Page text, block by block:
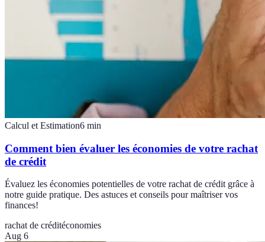
Calcul et Estimation6 min
Comment bien évaluer les économies de votre rachat
de crédit
Évaluez les économies potentielles de votre rachat de crédit grâce à
notre guide pratique. Des astuces et conseils pour maîtriser vos
finances!
rachat de créditéconomies
Aug 6